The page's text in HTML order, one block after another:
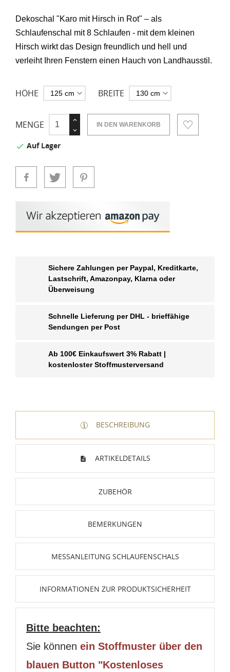
Dekoschal "Karo mit Hirsch in Rot" – als
Schlaufenschal mit 8 Schlaufen - mit dem kleinen
Hirsch wirkt das Design freundlich und hell und
verleiht Ihren Fenstern einen Hauch von Landhausstil.
HÖHE BREITE
MENGE IN DEN WARENKORB
 Auf Lager
Sichere Zahlungen per Paypal, Kreditkarte,
Lastschrift, Amazonpay, Klarna oder
Überweisung
Schnelle Lieferung per DHL - brieffähige
Sendungen per Post
Ab 100€ Einkaufswert 3% Rabatt |
kostenloster Stoffmusterversand
BESCHREIBUNG
ARTIKELDETAILS
ZUBEHÖR
BEMERKUNGEN
MESSANLEITUNG SCHLAUFENSCHALS
INFORMATIONEN ZUR PRODUKTSICHERHEIT
Bitte beachten:
Sie können ein Stoffmuster über den
blauen Button "Kostenloses